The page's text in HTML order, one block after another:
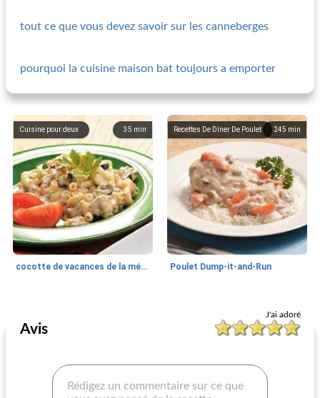
tout ce que vous devez savoir sur les canneberges
pourquoi la cuisine maison bat toujours a emporter
35 min
Cuisine pour deux
cocotte de vacances de la ménagère
245 min
Recettes De Dîner De Poulet
Poulet Dump-it-and-Run
J'ai adoré
Avis